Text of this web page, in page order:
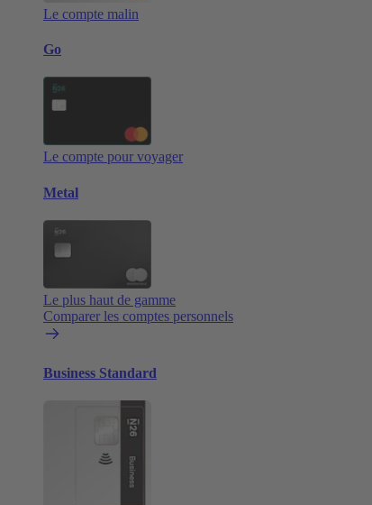
Le compte malin
Go
Le compte pour voyager
Metal
Le plus haut de gamme
Comparer les comptes personnels
Business Standard